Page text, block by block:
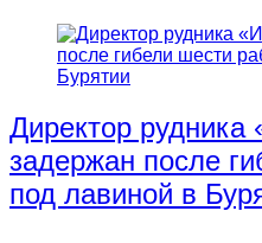
Директор рудника
задержан после
под лавиной в